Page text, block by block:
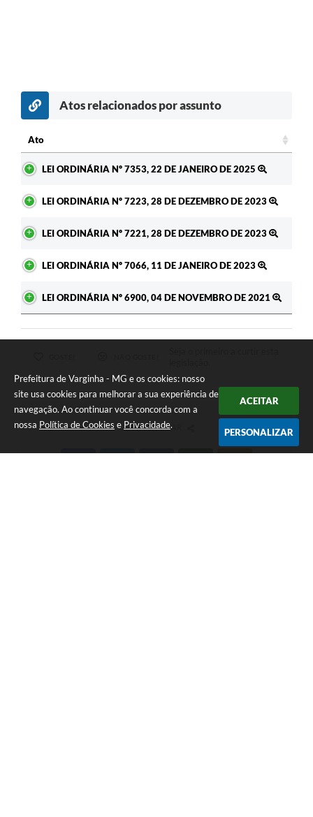
Prefeitura de Varginha - MG e os cookies: nosso
site usa cookies para melhorar a sua experiência de
navegação. Ao continuar você concorda com a
nossa Política de Cookies e Privacidade.
ACEITAR
PERSONALIZAR
Atos relacionados por assunto
Ato
LEI ORDINÁRIA Nº 7353, 22 DE JANEIRO DE 2025
LEI ORDINÁRIA Nº 7223, 28 DE DEZEMBRO DE 2023
LEI ORDINÁRIA Nº 7221, 28 DE DEZEMBRO DE 2023
LEI ORDINÁRIA Nº 7066, 11 DE JANEIRO DE 2023
LEI ORDINÁRIA Nº 6900, 04 DE NOVEMBRO DE 2021
COMPARTILHAR